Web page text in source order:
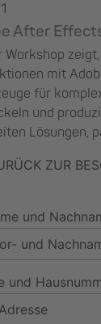
After
Workshop
mit
für
und
Lösungen,
ZUR
und
und